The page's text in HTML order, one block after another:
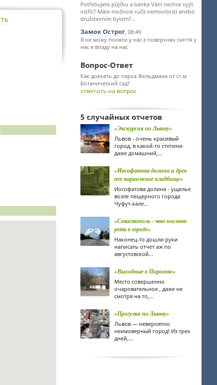
Potřebujete půjčku a banka Vám nechce vyjít
vstříc? Máte možnost ručit nemovitosti anebo
družstevním bytem?...
Замок Острог, 08:49
Я не можу поняти у нас є поверхнях сміття у
нас я впаду на нас
Вопрос-Ответ
Как доехать до парка Фельдмана от ст.м
Ботанический сад?
ответить на вопрос
5 случайных отчетов
«Экскурсия по Львову»
Львов - очень красивый
город, в какой-то степени
даже домашний,...
«Иософатова долина и древ
нее караимское кладбище»
Иософатова долина - ущелье
возле пещерного города
Чуфут-кале...
«Севастополь - что посмот
реть в городе»
Наконец-то дошли руки
написать отчет аж по
августовской...
«Выходные в Пирогово»
Место совершенно
очаровательное , даже не
смотря на то,...
«Прогулка по Львову»
Львов — невероятно
неимоверный город! Из трех
дней,...